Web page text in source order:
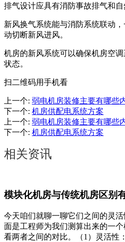
排气设计应具有消防事故排气和自
新风换气系统能与消防系统联动
动切断新风进风。
机房的新风系统可以确保机房空
状态。
扫二维码用手机看
上一个: 弱电机房装修主要有哪些
下一个: 机房供配电系统方案
上一个: 弱电机房装修主要有哪些
下一个: 机房供配电系统方案
相关资讯
模块化机房与传统机房区别
今天咱们就聊一聊它们之间的灵
面是工程师为我们测算出来的一
看两者之间的对比。（1）灵活性